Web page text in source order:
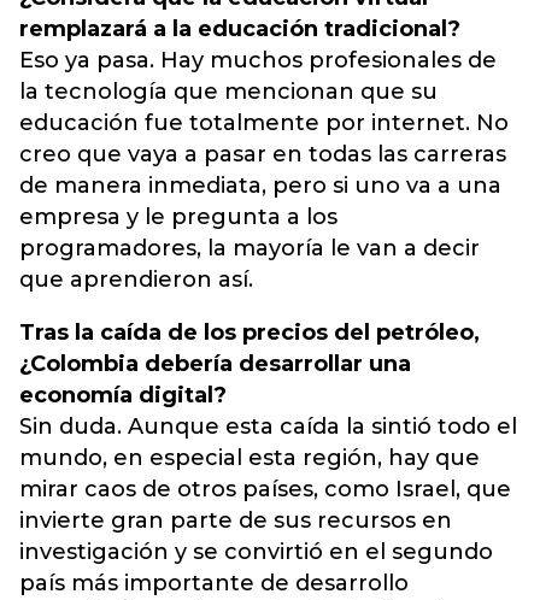
remplazará a la educación tradicional?
Eso ya pasa. Hay muchos profesionales de
la tecnología que mencionan que su
educación fue totalmente por internet. No
creo que vaya a pasar en todas las carreras
de manera inmediata, pero si uno va a una
empresa y le pregunta a los
programadores, la mayoría le van a decir
que aprendieron así.
Tras la caída de los precios del petróleo,
¿Colombia debería desarrollar una
economía digital?
Sin duda. Aunque esta caída la sintió todo el
mundo, en especial esta región, hay que
mirar caos de otros países, como Israel, que
invierte gran parte de sus recursos en
investigación y se convirtió en el segundo
país más importante de desarrollo